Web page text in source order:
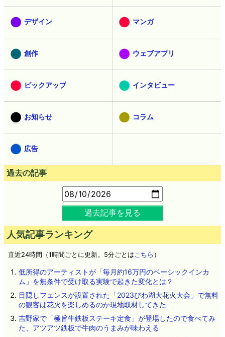
デザイン マンガ
創作 ウェブアプリ
ピックアップ インタビュー
お知らせ コラム
広告
過去の記事
過去記事を見る
人気記事ランキング
直近24時間（1時間ごとに更新。5分ごとは こちら ）
低所得のアーティストが「毎月約16万円のベーシックインカ
ム」を無条件で受け取る実験で起きた変化とは？
目隠しフェンスが設置された「2023びわ湖大花火大会」で無料
の観客は花火を楽しめるのか現地取材してきた
吉野家で「極旨牛鉄板ステーキ定食」が登場したので食べてみ
た、アツアツ鉄板で牛肉のうまみが味わえる